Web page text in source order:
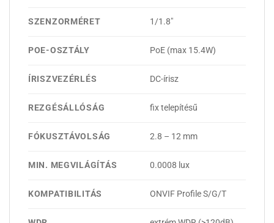
SZENZORMÉRET 1/1.8"
POE-OSZTÁLY PoE (max 15.4W)
ÍRISZVEZÉRLÉS DC-írisz
REZGÉSÁLLÓSÁG fix telepítésű
FÓKUSZTÁVOLSÁG 2.8 – 12 mm
MIN. MEGVILÁGÍTÁS 0.0008 lux
KOMPATIBILITÁS ONVIF Profile S/G/T